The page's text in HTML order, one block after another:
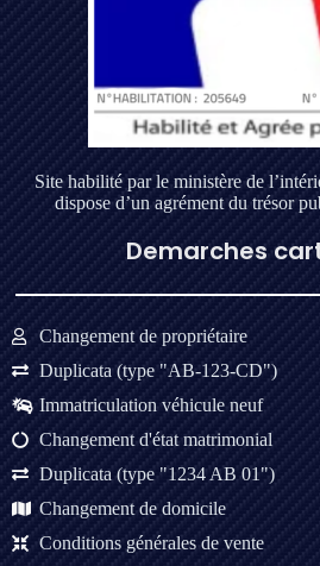
Site habilité par le ministère de
dispose d’un agrément du trésor
Demarches
Changement de propriétaire
Duplicata (type "AB-123-CD")
Immatriculation véhicule neuf
Changement d'état matrimonial
Duplicata (type "1234 AB 01")
Changement de domicile
Conditions générales de vente